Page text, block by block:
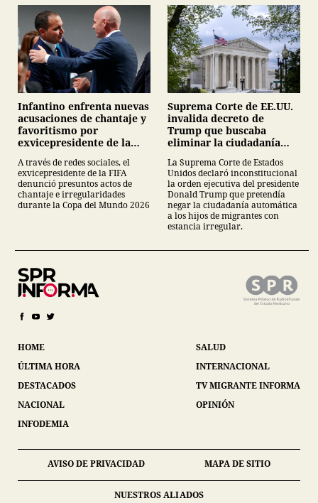
Infantino enfrenta nuevas
acusaciones de chantaje y
favoritismo por
exvicepresidente de la
A través de redes sociales, el
exvicepresidente de la FIFA
denunció presuntos actos de
chantaje e irregularidades
durante la Copa del Mundo 2026
Suprema Corte de EE.UU.
invalida decreto de
Trump que buscaba
eliminar la ciudadanía
La Suprema Corte de Estados
Unidos declaró inconstitucional
la orden ejecutiva del presidente
Donald Trump que pretendía
negar la ciudadanía automática
a los hijos de migrantes con
estancia irregular.
HOME
ÚLTIMA HORA
DESTACADOS
NACIONAL
INFODEMIA
SALUD
INTERNACIONAL
TV MIGRANTE INFORMA
OPINIÓN
AVISO DE PRIVACIDAD MAPA DE SITIO
NUESTROS ALIADOS